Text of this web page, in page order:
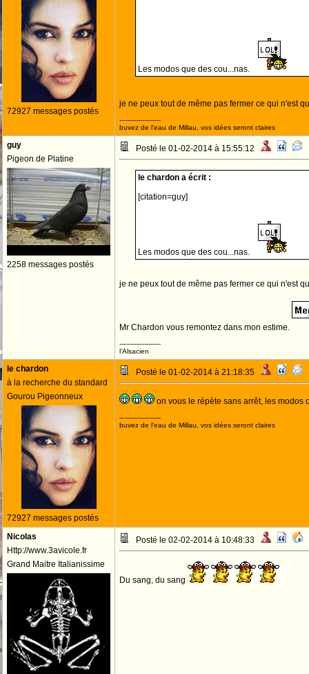
72927 messages postés
Les modos que des cou...nas.
je ne peux tout de même pas fermer ce qui n'est
--------------------
buvez de l'eau de Millau, vos idées seront claires
guy
Pigeon de Platine
2258 messages postés
Posté le 01-02-2014 à 15:55:12
le chardon a écrit :
[citation=guy]
Les modos que des cou...nas.
je ne peux tout de même pas fermer ce qui n'est
Mr Chardon vous remontez dans mon estime.
--------------------
l'Alsacien
le chardon
à la recherche du standard
Gourou Pigeonneux
72927 messages postés
Posté le 01-02-2014 à 21:18:35
on vous le répète sans arrêt, les modos
--------------------
buvez de l'eau de Millau, vos idées seront claires
Nicolas
Http://www.3avicole.fr
Grand Maitre Italianissime
Posté le 02-02-2014 à 10:48:33
Du sang, du sang